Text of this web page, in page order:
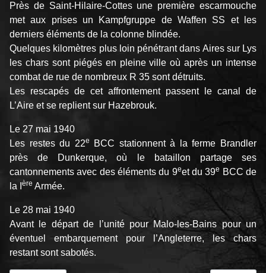
Près de Saint-Hilaire-Cottes une première escarmouche
met aux prises un Kampfgruppe de Waffen SS et les
derniers éléments de la colonne blindée.
Quelques kilomètres plus loin pénétrant dans Aires sur Lys
les chars sont piégés en pleine ville où après un intense
combat de rue de nombreux R 35 sont détruits.
Les rescapés de cet affrontement passent le canal de
L’Aire et se replient sur Hazebrouk.
Le 27 mai 1940
Les restes du 22e
BCC stationnent à la ferme Brandler
près de Dunkerque, où le bataillon partage ses
cantonnements avec des éléments du 9eet du 39e BCC de
la I
ère Armée.
Le 28 mai 1940
Avant le départ de l’unité pour Malo-les-Bains pour un
éventuel embarquement pour l’Angleterre, les chars
restant sont sabotés.